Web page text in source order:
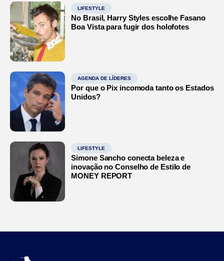
LIFESTYLE
No Brasil, Harry Styles escolhe Fasano
Boa Vista para fugir dos holofotes
AGENDA DE LÍDERES
Por que o Pix incomoda tanto os Estados
Unidos?
LIFESTYLE
Simone Sancho conecta beleza e
inovação no Conselho de Estilo de
MONEY REPORT